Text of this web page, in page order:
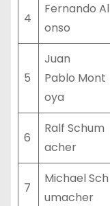
4
Fernando Al
onso
5
Juan
Pablo Mont
oya
6
Ralf Schum
acher
7
Michael Sch
umacher